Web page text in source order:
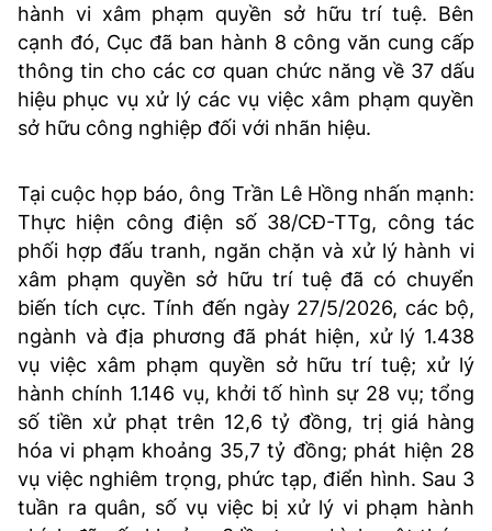
hành vi xâm phạm quyền sở hữu trí tuệ. Bên
cạnh đó, Cục đã ban hành 8 công văn cung cấp
thông tin cho các cơ quan chức năng về 37 dấu
hiệu phục vụ xử lý các vụ việc xâm phạm quyền
sở hữu công nghiệp đối với nhãn hiệu.
Tại cuộc họp báo, ông Trần Lê Hồng nhấn mạnh:
Thực hiện công điện số 38/CĐ-TTg, công tác
phối hợp đấu tranh, ngăn chặn và xử lý hành vi
xâm phạm quyền sở hữu trí tuệ đã có chuyển
biến tích cực. Tính đến ngày 27/5/2026, các bộ,
ngành và địa phương đã phát hiện, xử lý 1.438
vụ việc xâm phạm quyền sở hữu trí tuệ; xử lý
hành chính 1.146 vụ, khởi tố hình sự 28 vụ; tổng
số tiền xử phạt trên 12,6 tỷ đồng, trị giá hàng
hóa vi phạm khoảng 35,7 tỷ đồng; phát hiện 28
vụ việc nghiêm trọng, phức tạp, điển hình. Sau 3
tuần ra quân, số vụ việc bị xử lý vi phạm hành